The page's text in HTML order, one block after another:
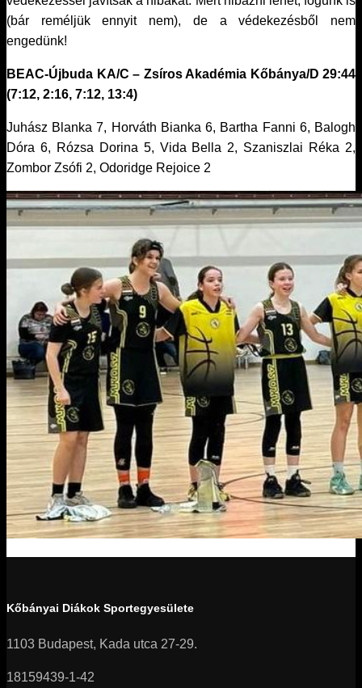
(bár reméljük ennyit nem), de a védekezésből nem
engedünk!
BEAC-Újbuda KA/C – Zsíros Akadémia Kőbánya/D 29:44
(7:12, 2:16, 7:12, 13:4)
Juhász Blanka 7, Horváth Bianka 6, Bartha Fanni 6, Balogh
Dóra 6, Rózsa Dorina 5, Vida Bella 2, Szaniszlai Réka 2,
Zombor Zsófi 2, Odoridge Rejoice 2
Kőbányai Diákok Sportegyesülete
1103 Budapest, Kada utca 27-29.
18159439-1-42